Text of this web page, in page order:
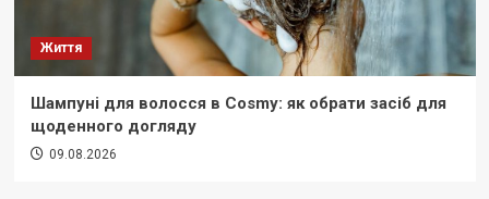
Життя
Шампуні для волосся в Cosmy: як обрати засіб для
щоденного догляду
09.08.2026